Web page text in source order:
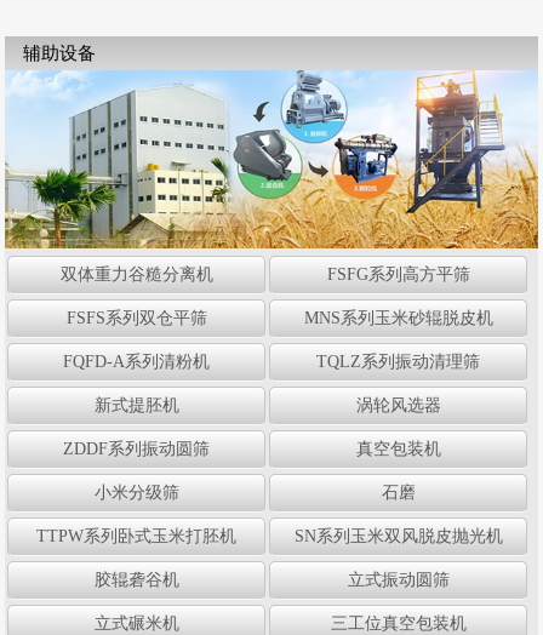
辅助设备
双体重力谷糙分离机 FSFG系列高方平筛
FSFS系列双仓平筛 MNS系列玉米砂辊脱皮机
FQFD-A系列清粉机 TQLZ系列振动清理筛
新式提胚机 涡轮风选器
ZDDF系列振动圆筛 真空包装机
小米分级筛 石磨
TTPW系列卧式玉米打胚机 SN系列玉米双风脱皮抛光机
胶辊砻谷机 立式振动圆筛
立式碾米机 三工位真空包装机